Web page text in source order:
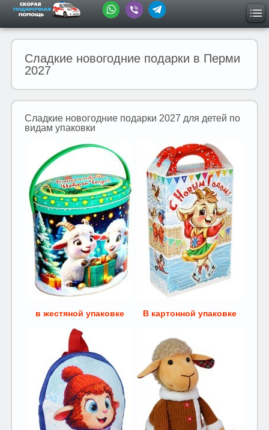
Сладкие новогодние подарки в Перми
2027
Сладкие новогодние подарки 2027 для детей по
видам упаковки
в жестяной упаковке В картонной упаковке